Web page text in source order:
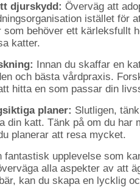
djurskydd: Överväg att
istället för
som behöver ett kärleksfullt
katter.
Innan du skaffar en
och bästa vårdpraxis.
hitta en som passar din
planer: Slutligen,
din katt. Tänk på om du har
planerar att resa mycket.
upplevelse som
alla aspekter av att
kan du skapa en lycklig